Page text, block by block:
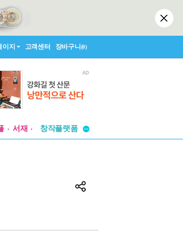
이지 고객센터 장바구니(0)
서재
창작플랫폼